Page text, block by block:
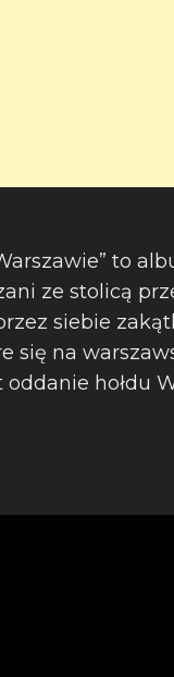
to
ze stolicą
siebie
się na
oddanie hołdu